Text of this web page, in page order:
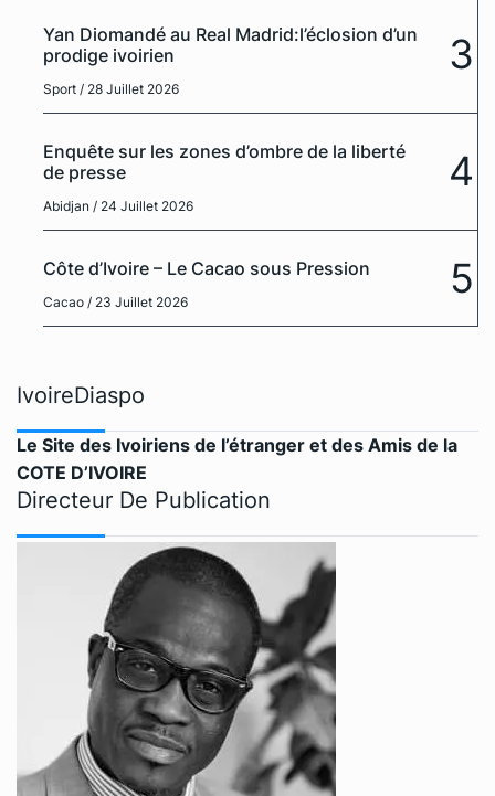
Yan Diomandé au Real Madrid:l’éclosion d’un
prodige ivoirien
Sport / 28 Juillet 2026
3
Enquête sur les zones d’ombre de la liberté
de presse
Abidjan / 24 Juillet 2026
4
Côte d’Ivoire – Le Cacao sous Pression
Cacao / 23 Juillet 2026 5
IvoireDiaspo
Le Site des Ivoiriens de l’étranger et des Amis de la
COTE D’IVOIRE
Directeur De Publication